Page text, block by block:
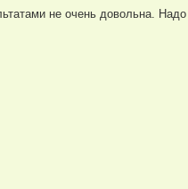
не очень довольна.